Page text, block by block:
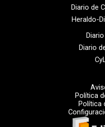
Diario de
Heraldo-
Diario
Política
Política